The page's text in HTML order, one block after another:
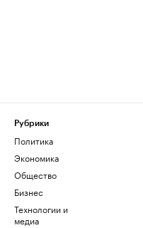
Рубрики
Политика
Экономика
Общество
Бизнес
Технологии и
медиа